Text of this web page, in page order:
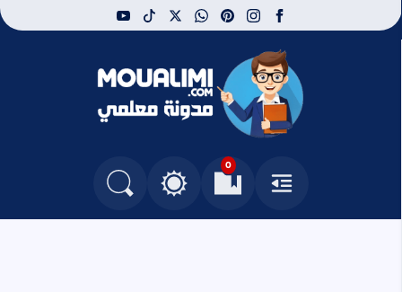
facebook
instagram
pinterest
whatsapp
x
tiktok
youtube
مدونة معلمي
القائمة
0
العلامات المرجعيةالتغيير بين الوضع النهاري والداكن
البحث في المدونة